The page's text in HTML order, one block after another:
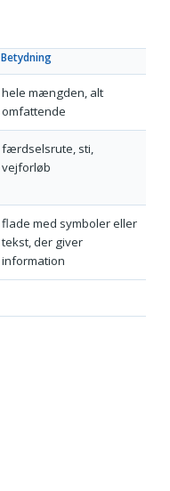
Betydning
hele mængden, alt
omfattende
færdselsrute, sti,
vejforløb
flade med symboler eller
tekst, der giver
information